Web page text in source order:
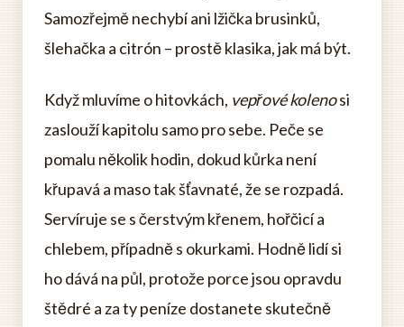
Samozřejmě nechybí ani lžička brusinků,
šlehačka a citrón – prostě klasika, jak má být.
Když mluvíme o hitovkách, vepřové kolenosi
zaslouží kapitolu samo pro sebe. Peče se
pomalu několik hodin, dokud kůrka není
křupavá a maso tak šťavnaté, že se rozpadá.
Servíruje se s čerstvým křenem, hořčicí a
chlebem, případně s okurkami. Hodně lidí si
ho dává na půl, protože porce jsou opravdu
štědré a za ty peníze dostanete skutečně